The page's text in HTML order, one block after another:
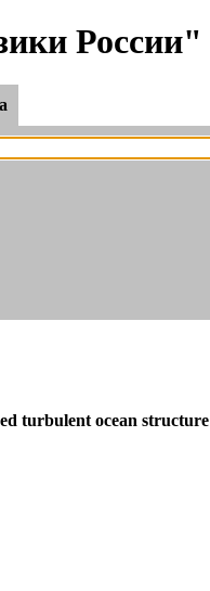
России"
turbulent ocean structure